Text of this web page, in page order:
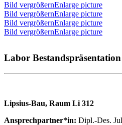
Bild vergrößernEnlarge picture
Bild vergrößernEnlarge picture
Bild vergrößernEnlarge picture
Bild vergrößernEnlarge picture
Labor Bestandspräsentation
Lipsius-Bau, Raum Li 312
Ansprechpartner*in: Dipl.-Des.